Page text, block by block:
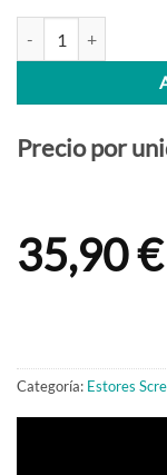
Precio por
35,90 €
Categoría: Estores